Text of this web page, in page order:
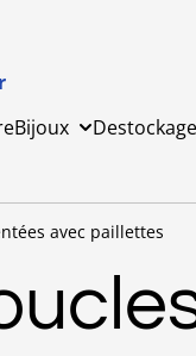
Bijoux Destockage
avec paillettes